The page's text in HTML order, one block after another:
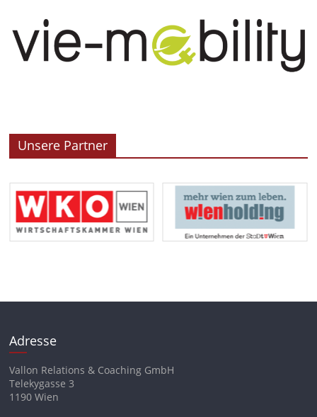
Unsere Partner
Adresse
Vallon Relations & Coaching GmbH
Telekygasse 3
1190 Wien